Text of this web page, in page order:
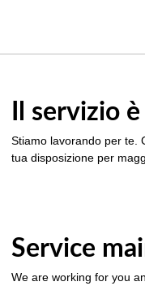
Il servizio
Stiamo lavorando per te.
tua disposizione per
Service
We are working for you